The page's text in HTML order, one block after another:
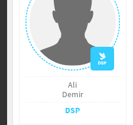
Ali
Demir
DSP